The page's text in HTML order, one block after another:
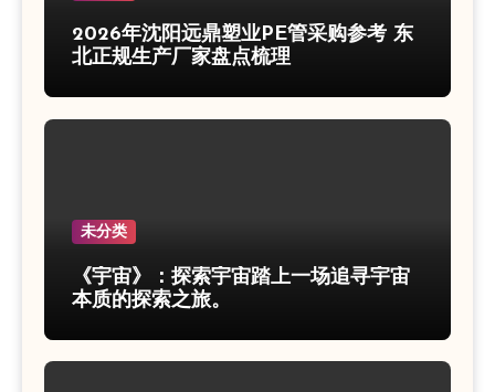
2026年沈阳远鼎塑业PE管采购参考 东
北正规生产厂家盘点梳理
未分类
《宇宙》：探索宇宙踏上一场追寻宇宙
本质的探索之旅。